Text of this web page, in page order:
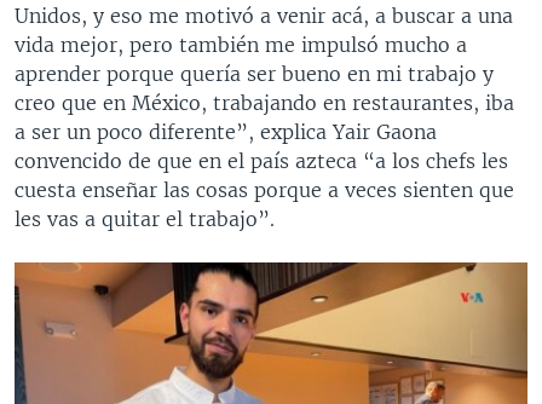
Unidos, y eso me motivó a venir acá, a buscar a una
vida mejor, pero también me impulsó mucho a
aprender porque quería ser bueno en mi trabajo y
creo que en México, trabajando en restaurantes, iba
a ser un poco diferente”, explica Yair Gaona
convencido de que en el país azteca “a los chefs les
cuesta enseñar las cosas porque a veces sienten que
les vas a quitar el trabajo”.